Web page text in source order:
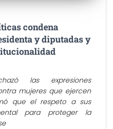
condena
y diputadas y
las expresiones
mujeres que ejercen
que el respeto a sus
para proteger la